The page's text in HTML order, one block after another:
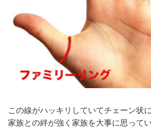
この線がハッキリしていてチェーン状
家族との絆が強く家族を大事に思って